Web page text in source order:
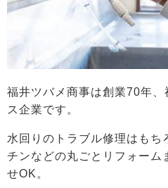
福井ツバメ商事は創業70年
ス企業です。
水回りのトラブル修理はもち
チンなどの丸ごとリフォーム
せOK。